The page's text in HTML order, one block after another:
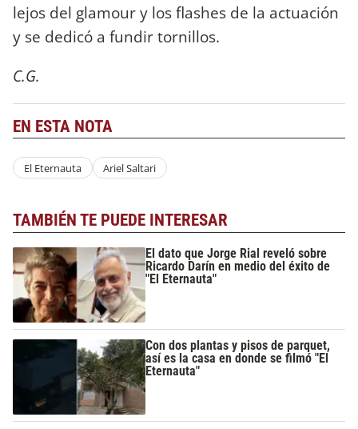
lejos del glamour y los flashes de la actuación
y se dedicó a fundir tornillos.
C.G.
EN ESTA NOTA
El Eternauta Ariel Saltari
TAMBIÉN TE PUEDE INTERESAR
El dato que Jorge Rial reveló sobre
Ricardo Darín en medio del éxito de
"El Eternauta"
Con dos plantas y pisos de parquet,
así es la casa en donde se filmó "El
Eternauta"